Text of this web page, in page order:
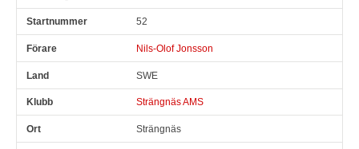
52
Nils-Olof Jonsson
SWE
Strängnäs AMS
Strängnäs